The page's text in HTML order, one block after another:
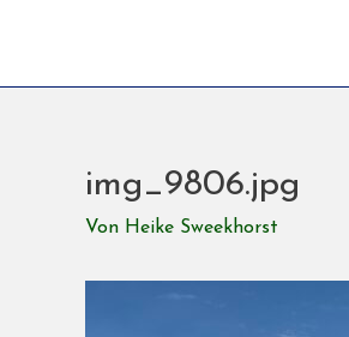
img_9806.jpg
Von Heike Sweekhorst